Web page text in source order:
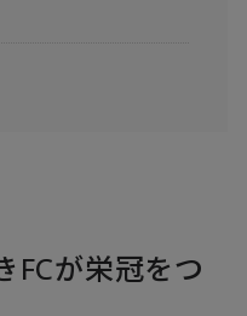
FCが栄冠をつ